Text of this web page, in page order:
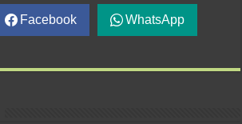
Facebook WhatsApp